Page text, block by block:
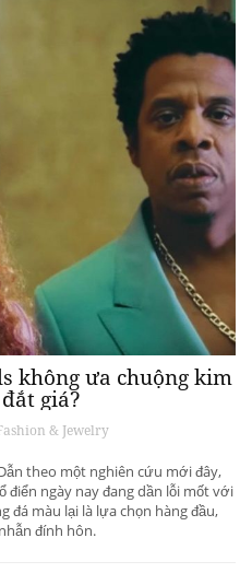
không ưa chuộng kim
giá?
& Jewelry
theo một nghiên cứu mới đây,
điển ngày nay đang dần lỗi mốt với
đá màu lại là lựa chọn hàng đầu,
đính hôn.